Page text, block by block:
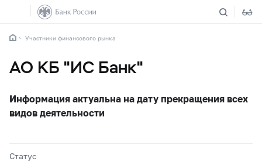
Участники финансового рынка
АО КБ "ИС Банк"
Информация актуальна на дату прекращения всех
видов деятельности
Статус